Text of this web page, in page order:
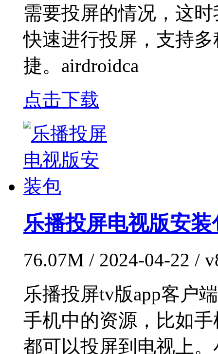
需要投屏的情况，这
快速进行投屏，支持
捷。airdroidca
点击下载
乐播投屏电视版安装
76.07M / 2024-04-22 /
乐播投屏tv版app客户
手机中的资源，比如
都可以投屏到电视上